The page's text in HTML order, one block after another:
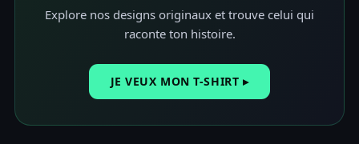
Explore nos designs originaux et trouve celui qui
raconte ton histoire.
JE VEUX MON T-SHIRT ▸